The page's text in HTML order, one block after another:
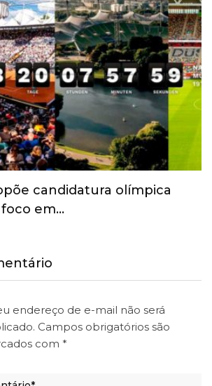
candidatura olímpica
em…
endereço de e-mail não será
Campos obrigatórios são
com *